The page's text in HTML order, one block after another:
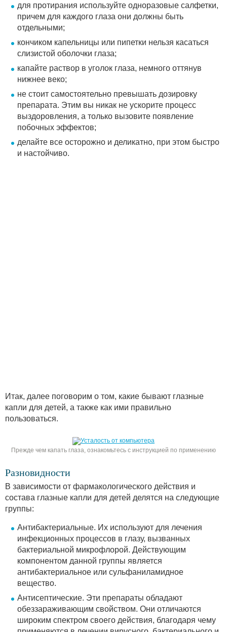
для протирания используйте одноразовые салфетки,
причем для каждого глаза они должны быть
отдельными;
кончиком капельницы или пипетки нельзя касаться
слизистой оболочки глаза;
капайте раствор в уголок глаза, немного оттянув
нижнее веко;
не стоит самостоятельно превышать дозировку
препарата. Этим вы никак не ускорите процесс
выздоровления, а только вызовите появление
побочных эффектов;
делайте все осторожно и деликатно, при этом быстро
и настойчиво.
Итак, далее поговорим о том, какие бывают глазные
капли для детей, а также как ими правильно
пользоваться.
Прежде чем капать глаза, ознакомьтесь с инструкцией по применению
Разновидности
В зависимости от фармакологического действия и
состава глазные капли для детей делятся на следующие
группы:
Антибактериальные. Их используют для лечения
инфекционных процессов в глазу, вызванных
бактериальной микрофлорой. Действующим
компонентом данной группы является
антибактериальное или сульфаниламидное
вещество.
Антисептические. Эти препараты обладают
обеззараживающим свойством. Они отличаются
широким спектром своего действия, благодаря чему